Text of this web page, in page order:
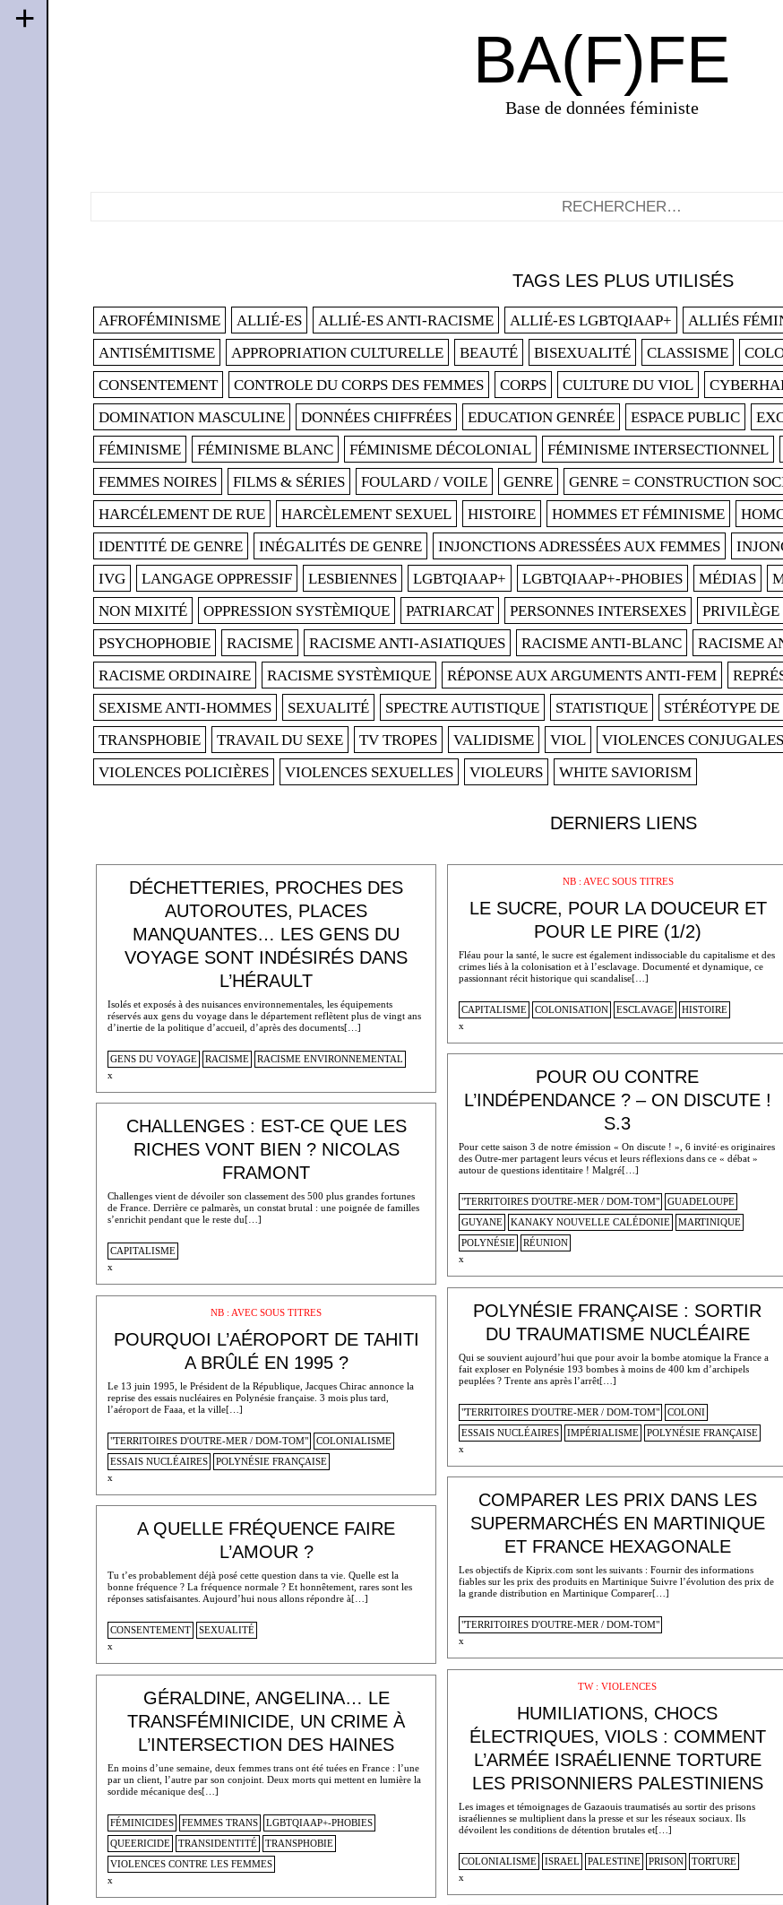
BA(F)FE
Base de données féministe
+
TAGS LES PLUS UTILISÉS
AFROFÉMINISME ALLIÉ-ES ALLIÉ-ES ANTI-RACISME ALLIÉ-ES LGBTQIAAP+ ALLIÉS
ANTISÉMITISME
APPROPRIATION CULTURELLE BEAUTÉ BISEXUALITÉ CLASSISME
CONSENTEMENT
CONTROLE DU CORPS DES FEMMES CORPS CULTURE DU VIOL
DOMINATION MASCULINE
DONNÉES CHIFFRÉES EDUCATION GENRÉE ESPACE PUBLIC
FÉMINISME
FÉMINISME BLANC FÉMINISME DÉCOLONIAL FÉMINISME INTERSECTIONNEL
FEMMES NOIRES
FILMS & SÉRIES FOULARD / VOILE GENRE GENRE = CONSTRUCTION
HARCÉLEMENT DE RUE
HARCÈLEMENT SEXUEL HISTOIRE HOMMES ET FÉMINISME
IDENTITÉ DE GENRE
INÉGALITÉS DE GENRE INJONCTIONS ADRESSÉES AUX FEMMES
IVG
LANGAGE OPPRESSIF LESBIENNES LGBTQIAAP+ LGBTQIAAP+-PHOBIES MÉDIAS
NON MIXITÉ
OPPRESSION SYSTÈMIQUE PATRIARCAT PERSONNES INTERSEXES
PSYCHOPHOBIE
RACISME RACISME ANTI-ASIATIQUES RACISME ANTI-BLANC
RACISME
RACISME ORDINAIRE
RACISME SYSTÈMIQUE RÉPONSE AUX ARGUMENTS ANTI-FEM
SEXISME ANTI-HOMMES
SEXUALITÉ SPECTRE AUTISTIQUE STATISTIQUE STÉRÉOTYPE
TRANSPHOBIE
TRAVAIL DU SEXE TV TROPES VALIDISME VIOL VIOLENCES CONJUGALES
VIOLENCES POLICIÈRES
VIOLENCES SEXUELLES VIOLEURS WHITE SAVIORISM
DERNIERS LIENS
DÉCHETTERIES, PROCHES DES
AUTOROUTES, PLACES
MANQUANTES… LES GENS DU
VOYAGE SONT INDÉSIRÉS DANS
L’HÉRAULT
Isolés et exposés à des nuisances environnementales, les équipements
réservés aux gens du voyage dans le département reflètent plus de vingt ans
d’inertie de la politique d’accueil, d’après des documents[…]
GENS DU VOYAGE RACISME
RACISME ENVIRONNEMENTAL
x
NB : AVEC SOUS TITRES
LE SUCRE, POUR LA DOUCEUR ET
POUR LE PIRE (1/2)
Fléau pour la santé, le sucre est également indissociable du capitalisme et des
crimes liés à la colonisation et à l’esclavage. Documenté et dynamique, ce
passionnant récit historique qui scandalise[…]
CAPITALISME COLONISATION ESCLAVAGE
HISTOIRE
x
POUR OU CONTRE
L’INDÉPENDANCE ? – ON DISCUTE !
S.3
Pour cette saison 3 de notre émission « On discute ! », 6 invité·es originaires
des Outre-mer partagent leurs vécus et leurs réflexions dans ce « débat »
autour de questions identitaire ! Malgré[…]
"TERRITOIRES D'OUTRE-MER / DOM-TOM"
GUADELOUPE
GUYANE
KANAKY NOUVELLE CALÉDONIE
MARTINIQUE
POLYNÉSIE
RÉUNION
x
CHALLENGES : EST-CE QUE LES
RICHES VONT BIEN ? NICOLAS
FRAMONT
Challenges vient de dévoiler son classement des 500 plus grandes fortunes
de France. Derrière ce palmarès, un constat brutal : une poignée de familles
s’enrichit pendant que le reste du[…]
CAPITALISME
x
POLYNÉSIE FRANÇAISE : SORTIR
DU TRAUMATISME NUCLÉAIRE
Qui se souvient aujourd’hui que pour avoir la bombe atomique la France a
fait exploser en Polynésie 193 bombes à moins de 400 km d’archipels
peuplées ? Trente ans après l’arrêt[…]
"TERRITOIRES D'OUTRE-MER / DOM-TOM"
COLONI
ESSAIS NUCLÉAIRES
IMPÉRIALISME
POLYNÉSIE FRANÇAISE
x
NB : AVEC SOUS TITRES
POURQUOI L’AÉROPORT DE TAHITI
A BRÛLÉ EN 1995 ?
Le 13 juin 1995, le Président de la République, Jacques Chirac annonce la
reprise des essais nucléaires en Polynésie française. 3 mois plus tard,
l’aéroport de Faaa, et la ville[…]
"TERRITOIRES D'OUTRE-MER / DOM-TOM"
COLONIALISME
ESSAIS NUCLÉAIRES
POLYNÉSIE FRANÇAISE
x
COMPARER LES PRIX DANS LES
SUPERMARCHÉS EN MARTINIQUE
ET FRANCE HEXAGONALE
Les objectifs de Kiprix.com sont les suivants : Fournir des informations
fiables sur les prix des produits en Martinique Suivre l’évolution des prix de
la grande distribution en Martinique Comparer[…]
"TERRITOIRES D'OUTRE-MER / DOM-TOM"
x
A QUELLE FRÉQUENCE FAIRE
L’AMOUR ?
Tu t’es probablement déjà posé cette question dans ta vie. Quelle est la
bonne fréquence ? La fréquence normale ? Et honnêtement, rares sont les
réponses satisfaisantes. Aujourd’hui nous allons répondre à[…]
CONSENTEMENT
SEXUALITÉ
x
TW : VIOLENCES
HUMILIATIONS, CHOCS
ÉLECTRIQUES, VIOLS : COMMENT
L’ARMÉE ISRAÉLIENNE TORTURE
LES PRISONNIERS PALESTINIENS
Les images et témoignages de Gazaouis traumatisés au sortir des prisons
israéliennes se multiplient dans la presse et sur les réseaux sociaux. Ils
dévoilent les conditions de détention brutales et[…]
COLONIALISME ISRAEL PALESTINE PRISON
TORTURE
x
GÉRALDINE, ANGELINA… LE
TRANSFÉMINICIDE, UN CRIME À
L’INTERSECTION DES HAINES
En moins d’une semaine, deux femmes trans ont été tuées en France : l’une
par un client, l’autre par son conjoint. Deux morts qui mettent en lumière la
sordide mécanique des[…]
FÉMINICIDES FEMMES TRANS
LGBTQIAAP+-PHOBIES
QUEERICIDE
TRANSIDENTITÉ
TRANSPHOBIE
VIOLENCES CONTRE LES FEMMES
x